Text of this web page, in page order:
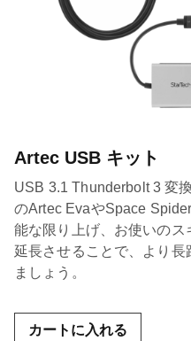
Artec USB キット
USB 3.1 Thunderbolt 3 変
のArtec EvaやSpace
能な限り上げ、お使いの
延長させることで、より
ましょう。
カートに入れる